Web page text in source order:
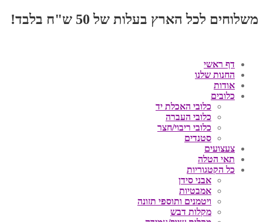
משלוחים לכל הארץ בעלות של 50 ש"ח בלבד!
דף ראשי
החנות שלנו
אודות
כלובים
כלובי האכלת יד
כלובי העברה
כלובי ריבוי/חצר
סטנדים
צעצועים
תאי הטלה
כל הקטגוריות
אבני סידן
אמבטיות
ויטמנים ותוספי תזונה
מקלות דבש